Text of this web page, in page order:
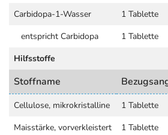
Carbidopa-1-Wasser
1 Tablette
entspricht Carbidopa
1 Tablette
Hilfsstoffe
Stoffname
Cellulose, mikrokristalline 1 Tablette
Maisstärke, vorverkleistert
1 Tablette